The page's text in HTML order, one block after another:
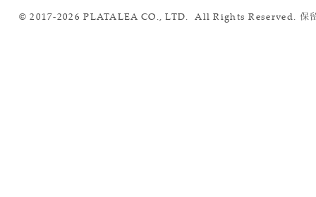
© 2017-2026 PLATALEA CO., LTD. All Rights Reserved. 保